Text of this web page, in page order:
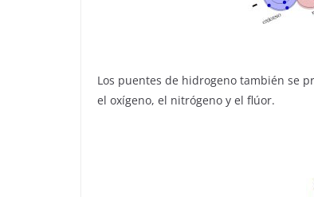
Los puentes de hidrogeno también se
el oxígeno, el nitrógeno y el flúor.